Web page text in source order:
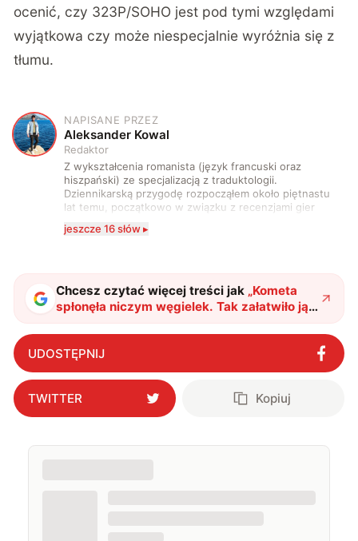
ocenić, czy 323P/SOHO jest pod tymi względami
wyjątkowa czy może niespecjalnie wyróżnia się z
tłumu.
A
NAPISANE PRZEZ
Aleksander Kowal
Redaktor
Z wykształcenia romanista (język francuski oraz
hiszpański) ze specjalizacją z traduktologii.
Dziennikarską przygodę rozpocząłem około piętnastu
lat temu, początkowo w związku z recenzjami gier
komputerowych i filmów. Obecnie publikuję
zdecydowanie częściej na tematy związane z nauką
także uprawiać oraz oglądać sport.
jeszcze 16 słów ▸
Chcesz czytać więcej treści jak „Kometa
spłonęła niczym węgielek. Tak załatwiło ją
Słońce"?
UDOSTĘPNIJ
TWITTER Kopiuj